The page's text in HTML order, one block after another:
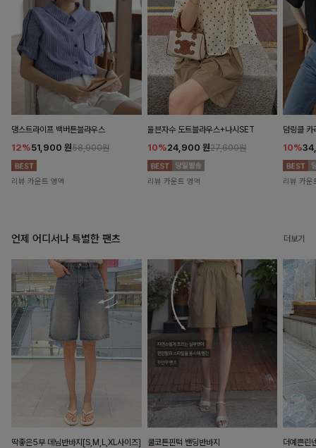
댕스트라이프 백버튼블라우스
12%51,900 원58,900원
리뷰 카운트 영역
율븐자수 도트블라우스+나시SET
10%24,900 원27,600원
리뷰 카운트 영역
덤링클 카
10%
리뷰 카운
언제 어디서나 특별한 팬츠 더보기
딱좋은5부 데님반바지[S,M,L,XL사이즈] 쿨코튼핀턱 밴딩반바지
더예쁜린